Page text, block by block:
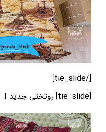
[/tie_slide]
[tie_slide] روتختی جدید |